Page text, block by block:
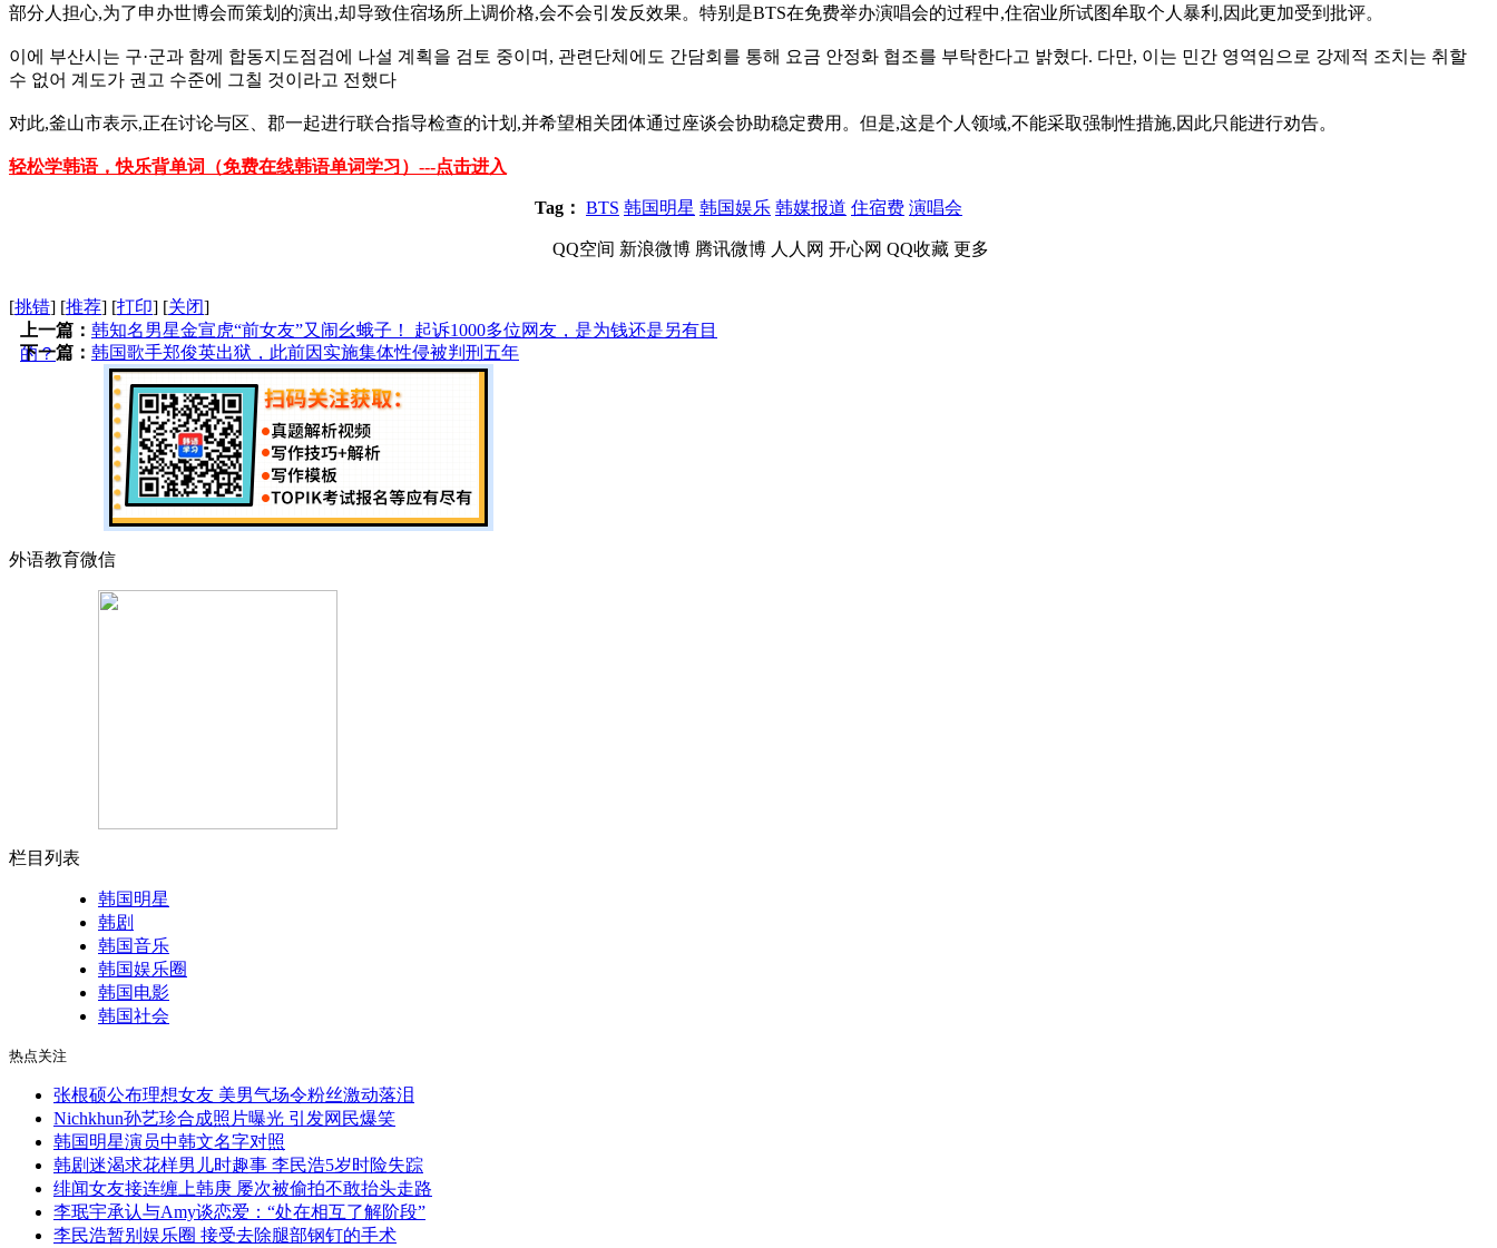
部分人担心,为了申办世博会而策划的演出,却导致住宿场所上调价格,会不会引发反效果。特别是BTS在免费举办演唱会的过程中,住宿业所试图牟取个人暴利,因此更加受到批评。
이에 부산시는 구·군과 함께 합동지도점검에 나설 계획을 검토 중이며, 관련단체에도 간담회를 통해 요금 안정화 협조를 부탁한다고 밝혔다. 다만, 이는 민간 영역임으로 강제적 조치는 취할
수 없어 계도가 권고 수준에 그칠 것이라고 전했다
对此,釜山市表示,正在讨论与区、郡一起进行联合指导检查的计划,并希望相关团体通过座谈会协助稳定费用。但是,这是个人领域,不能采取强制性措施,因此只能进行劝告。
轻松学韩语，快乐背单词（免费在线韩语单词学习）---点击进入
Tag： BTS 韩国明星 韩国娱乐 韩媒报道 住宿费 演唱会
QQ空间 新浪微博 腾讯微博 人人网 开心网 QQ收藏 更多
[挑错] [推荐] [打印] [关闭]
上一篇： 韩知名男星金宣虎“前女友”又闹幺蛾子！ 起诉1000多位网友，是为钱还是另有目
的？
下一篇： 韩国歌手郑俊英出狱，此前因实施集体性侵被判刑五年
外语教育微信
栏目列表
韩国明星
韩剧
韩国音乐
韩国娱乐圈
韩国电影
韩国社会
热点关注
张根硕公布理想女友 美男气场令粉丝激动落泪
Nichkhun孙艺珍合成照片曝光 引发网民爆笑
韩国明星演员中韩文名字对照
韩剧迷渴求花样男儿时趣事 李民浩5岁时险失踪
绯闻女友接连缠上韩庚 屡次被偷拍不敢抬头走路
李珉宇承认与Amy谈恋爱：“处在相互了解阶段”
李民浩暂别娱乐圈 接受去除腿部钢钉的手术